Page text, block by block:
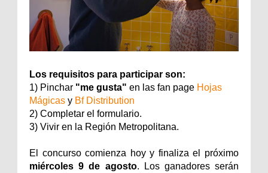
Los requisitos para participar son:
1) Pinchar "me gusta" en las fan page Hojas
Mágicas y Bf Distribution
2) Completar el formulario.
3) Vivir en la Región Metropolitana.
El concurso comienza hoy y finaliza el próximo
miércoles 9 de agosto. Los ganadores serán